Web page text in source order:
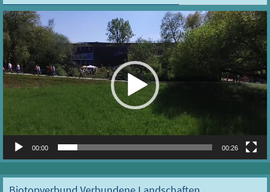
Video-
Player
00:00 00:26